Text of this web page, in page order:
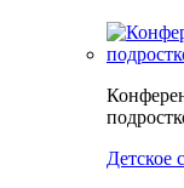
Детское